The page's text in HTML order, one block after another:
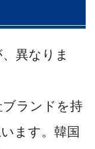
異なりま
ランドを持
ます。韓国